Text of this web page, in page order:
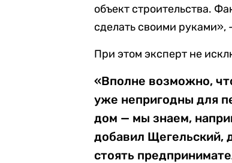
объект строительства.
сделать своими руками»,
При этом эксперт не
«Вполне возможно,
уже непригодны для
дом — мы знаем,
добавил Щегельский,
стоять